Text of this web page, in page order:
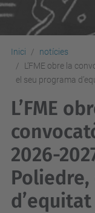
Inici
notícies
L’FME obre la
el seu programa
L’FME
2026-
d’equitat